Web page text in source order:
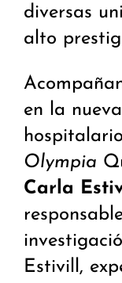
diversas
alto
en la
Olympia
Carla
Estivill,